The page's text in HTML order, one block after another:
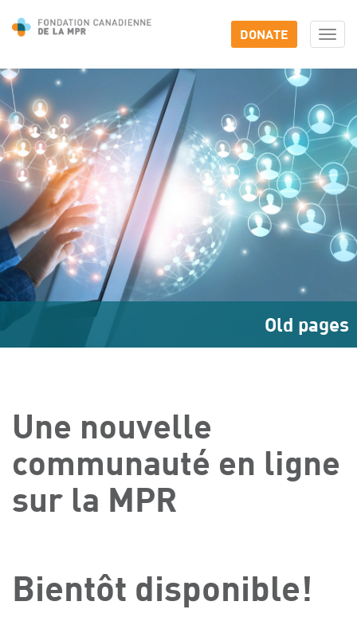
DONATE
Old pages
Une nouvelle
communauté en ligne
sur la MPR
Bientôt disponible!